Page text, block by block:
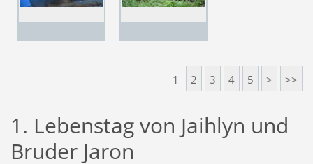
1 2 3 4 5 > >>
1. Lebenstag von Jaihlyn und
Bruder Jaron